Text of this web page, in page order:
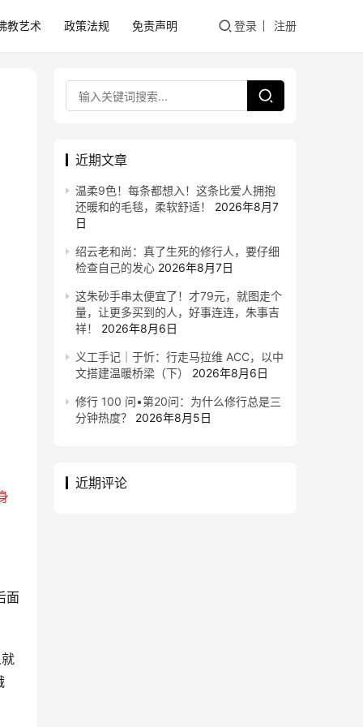
教艺术 政策法规 免责声明 登录 注册
面
近期文章
温柔9色！每条都想入！这条比爱人拥抱
还暖和的毛毯，柔软舒适！
2026年8月7
日
绍云老和尚：真了生死的修行人，要仔细
检查自己的发心 2026年8月7日
这朱砂手串太便宜了！才79元，就图走个
量，让更多买到的人，好事连连，朱事吉
祥！
2026年8月6日
义工手记｜于忻：行走马拉维 ACC，以中
文搭建温暖桥梁（下）
2026年8月6日
修行 100 问•第20问：为什么修行总是三
分钟热度？
2026年8月5日
近期评论